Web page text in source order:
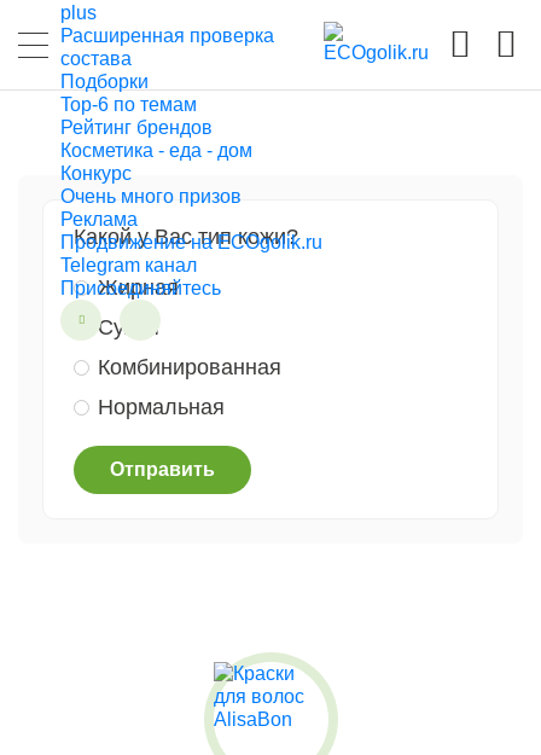
plus
Расширенная проверка
состава
Подборки
Top-6 по темам
Рейтинг брендов
Косметика - еда - дом
Конкурс
Очень много призов
Реклама
Продвижение на ECOgolik.ru
Telegram канал
Присоединяйтесь
Какой у Вас тип кожи?
Жирная
Сухая
Комбинированная
Нормальная
Отправить